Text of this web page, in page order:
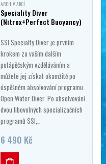
ARCHIV AKCÍ
Speciality Diver
(Nitrox+Perfect Buoyancy)
SSI Specialty Diver je prvním
krokem za vaším dalším
potápěčským vzděláváním a
můžete jej získat okamžitě po
úspěšném absolvování programu
Open Water Diver. Po absolvování
dvou libovolných specializačních
programů SSI,…
6 490 Kč